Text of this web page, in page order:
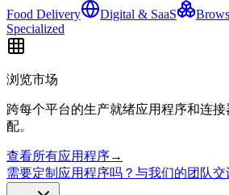
Food Delivery
Digital & SaaS
Specialized
浏览市场
跨每个平台的生产就绪应用程序和连
配。
查看所有应用程序→
需要定制应用程序吗？与我们的团队交